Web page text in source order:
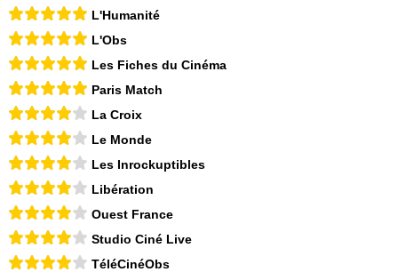
L'Humanité
L'Obs
Les Fiches du Cinéma
Paris Match
La Croix
Le Monde
Les Inrockuptibles
Libération
Ouest France
Studio Ciné Live
TéléCinéObs